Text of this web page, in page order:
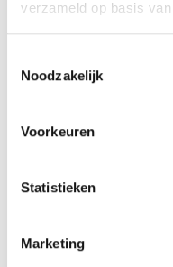
verzameld op basis
Noodzakelijk
Voorkeuren
Statistieken
Marketing